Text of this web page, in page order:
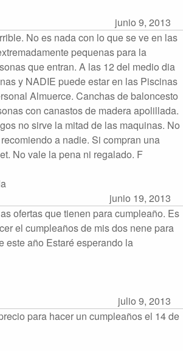
junio 9, 2013
No es nada con lo que se ve en las
pequenas para la
que entran. A las 12 del medio dia
y NADIE puede estar en las Piscinas
Almuerce. Canchas de baloncesto
con canastos de madera apolillada.
no sirve la mitad de las maquinas. No
a nadie. Si compran una
No vale la pena ni regalado. F
junio 19, 2013
ofertas que tienen para cumpleaño. Es
el cumpleaños de mis dos nene para
este año Estaré esperando la
julio 9, 2013
para hacer un cumpleaños el 14 de